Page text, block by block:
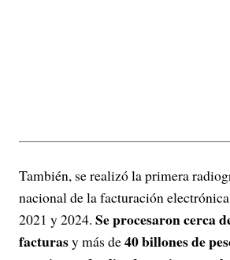
También, se realizó la primera
nacional de la facturación
2021 y 2024. Se procesaron cerca
facturasy más de40 billones de